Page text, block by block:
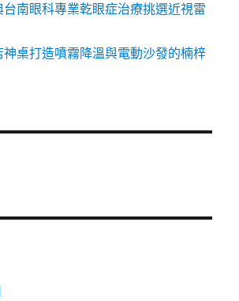
台南眼科專業乾眼症治療挑選近視雷
桌打造噴霧降溫與電動沙發的楠梓